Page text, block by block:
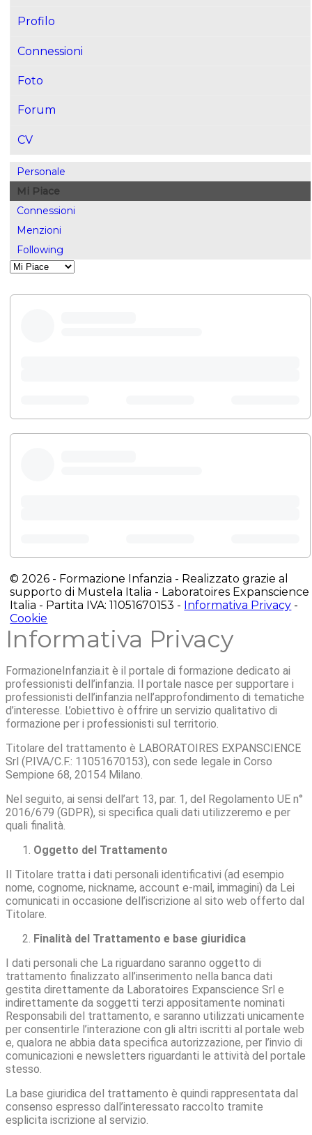
Profilo
Connessioni
Foto
Forum
CV
Personale
Mi Piace
Connessioni
Menzioni
Following
© 2026 - Formazione Infanzia - Realizzato grazie al
supporto di Mustela Italia - Laboratoires Expanscience
Italia - Partita IVA: 11051670153 - Informativa Privacy -
Cookie
Informativa Privacy
FormazioneInfanzia.it è il portale di formazione dedicato ai
professionisti dell’infanzia. Il portale nasce per supportare i
professionisti dell’infanzia nell’approfondimento di tematiche
d’interesse. L’obiettivo è offrire un servizio qualitativo di
formazione per i professionisti sul territorio.
Titolare del trattamento è LABORATOIRES EXPANSCIENCE
Srl (P.IVA/C.F.: 11051670153), con sede legale in Corso
Sempione 68, 20154 Milano.
Nel seguito, ai sensi dell’art 13, par. 1, del Regolamento UE n°
2016/679 (GDPR), si specifica quali dati utilizzeremo e per
quali finalità.
Oggetto del Trattamento
Il Titolare tratta i dati personali identificativi (ad esempio
nome, cognome, nickname, account e-mail, immagini) da Lei
comunicati in occasione dell’iscrizione al sito web offerto dal
Titolare.
Finalità del Trattamento e base giuridica
I dati personali che La riguardano saranno oggetto di
trattamento finalizzato all’inserimento nella banca dati
gestita direttamente da Laboratoires Expanscience Srl e
indirettamente da soggetti terzi appositamente nominati
Responsabili del trattamento, e saranno utilizzati unicamente
per consentirle l’interazione con gli altri iscritti al portale web
e, qualora ne abbia data specifica autorizzazione, per l’invio di
comunicazioni e newsletters riguardanti le attività del portale
stesso.
La base giuridica del trattamento è quindi rappresentata dal
consenso espresso dall’interessato raccolto tramite
esplicita iscrizione al servizio.